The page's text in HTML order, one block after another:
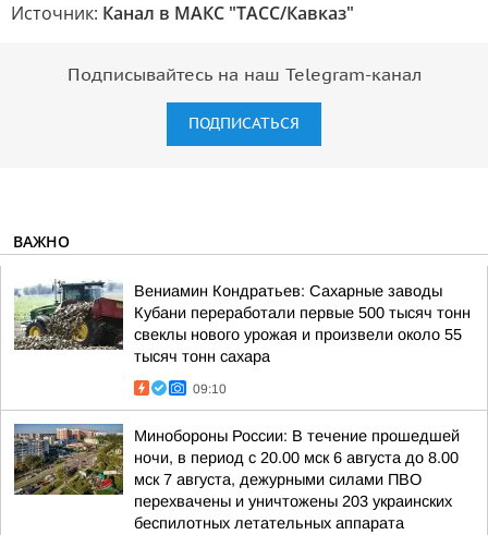
Источник: Канал в МАКС "ТАСС/Кавказ"
Подписывайтесь на наш Telegram-канал
ПОДПИСАТЬСЯ
ВАЖНО
Вениамин Кондратьев: Сахарные заводы
Кубани переработали первые 500 тысяч тонн
свеклы нового урожая и произвели около 55
тысяч тонн сахара
09:10
Минобороны России: В течение прошедшей
ночи, в период с 20.00 мск 6 августа до 8.00
мск 7 августа, дежурными силами ПВО
перехвачены и уничтожены 203 украинских
беспилотных летательных аппарата